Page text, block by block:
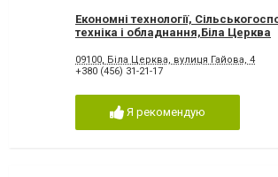
Економні технології,
техніка і обладнання,Біла Церква
09100, Біла Церква, вулиця Гайова, 4
+380 (456) 31-21-17
Я рекомендую